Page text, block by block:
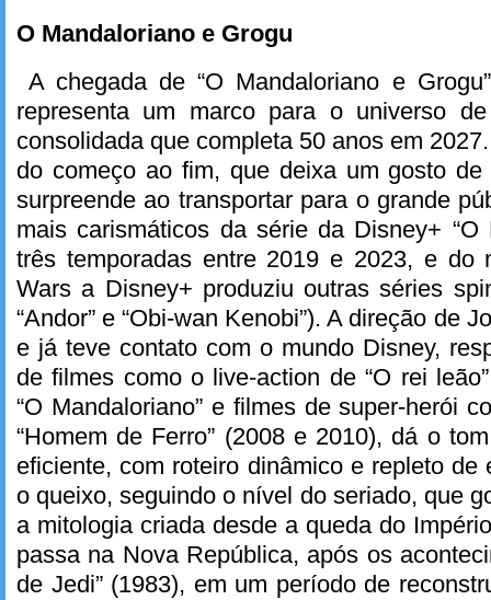
O Mandaloriano e Grogu
A chegada de “O Mandaloriano e
representa um marco para o universo
consolidada que completa 50 anos em
do começo ao fim, que deixa um gosto de
surpreende ao transportar para o grande
mais carismáticos da série da Disney+ “O
três temporadas entre 2019 e 2023, e do
Wars a Disney+ produziu outras séries
“Andor” e “Obi-wan Kenobi”). A direção de
e já teve contato com o mundo Disney,
de filmes como o live-action de “O rei
“O Mandaloriano” e filmes de super-herói
“Homem de Ferro” (2008 e 2010), dá o
eficiente, com roteiro dinâmico e repleto de
o queixo, seguindo o nível do seriado, que
a mitologia criada desde a queda do
passa na Nova República, após os
de Jedi” (1983), em um período de